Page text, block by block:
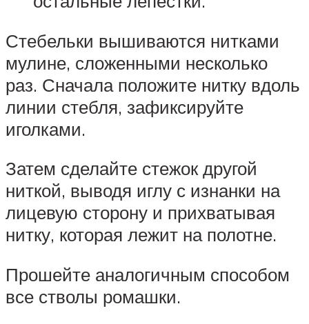
Стебельки вышиваются нитками
мулине, сложенными несколько
раз. Сначала положите нитку вдоль
линии стебля, зафиксируйте
иголками.
Затем сделайте стежок другой
ниткой, выводя иглу с изнанки на
лицевую сторону и прихватывая
нитку, которая лежит на полотне.
Прошейте аналогичным способом
все стволы ромашки.